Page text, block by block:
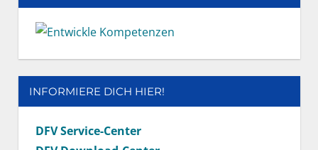
INFORMIERE DICH HIER!
DFV Service-Center